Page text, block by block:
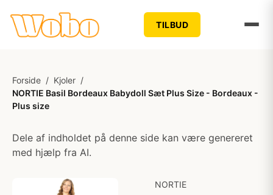
TILBUD
Forside / Kjoler /
NORTIE Basil Bordeaux Babydoll Sæt Plus Size - Bordeaux -
Plus size
Dele af indholdet på denne side kan være genereret
med hjælp fra AI.
NORTIE